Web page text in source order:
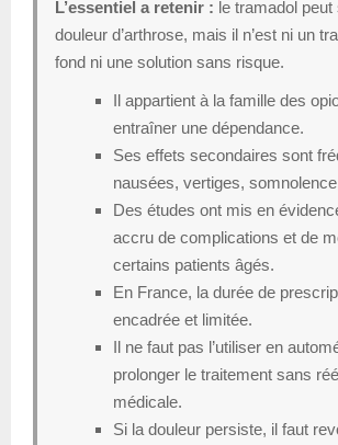
L’essentiel a retenir : le tramadol
douleur d’arthrose, mais il n’est ni un
fond ni une solution sans risque.
Il appartient à la famille des
entraîner une dépendance.
Ses effets secondaires sont
nausées, vertiges,
Des études ont mis en
accru de complications et de
certains patients âgés.
En France, la durée de
encadrée et limitée.
Il ne faut pas l’utiliser en
prolonger le traitement sans
médicale.
Si la douleur persiste, il faut